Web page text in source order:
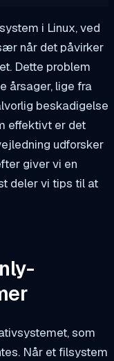
i Linux, ved
når det påvirker
Dette problem
årsager, lige fra
beskadigelse
effektivt er det
udforsker
giver vi en
deler vi tips til at
som
Når et filsystem